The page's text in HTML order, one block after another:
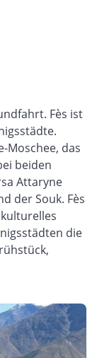
Fès ist
Moschee, das
beiden
Attaryne
der Souk. Fès
die